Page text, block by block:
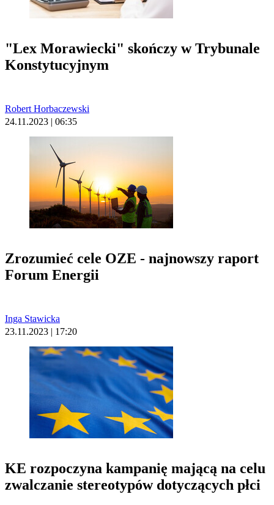
"Lex Morawiecki" skończy w Trybunale
Konstytucyjnym
Robert Horbaczewski
24.11.2023 | 06:35
Zrozumieć cele OZE - najnowszy raport
Forum Energii
Inga Stawicka
23.11.2023 | 17:20
KE rozpoczyna kampanię mającą na celu
zwalczanie stereotypów dotyczących płci